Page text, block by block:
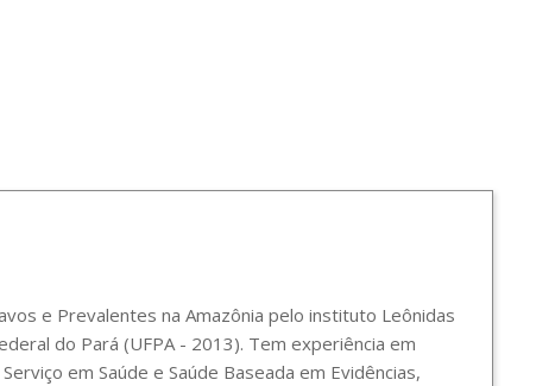
e Prevalentes na Amazônia pelo instituto Leônidas
do Pará (UFPA - 2013). Tem experiência em
em Saúde e Saúde Baseada em Evidências,